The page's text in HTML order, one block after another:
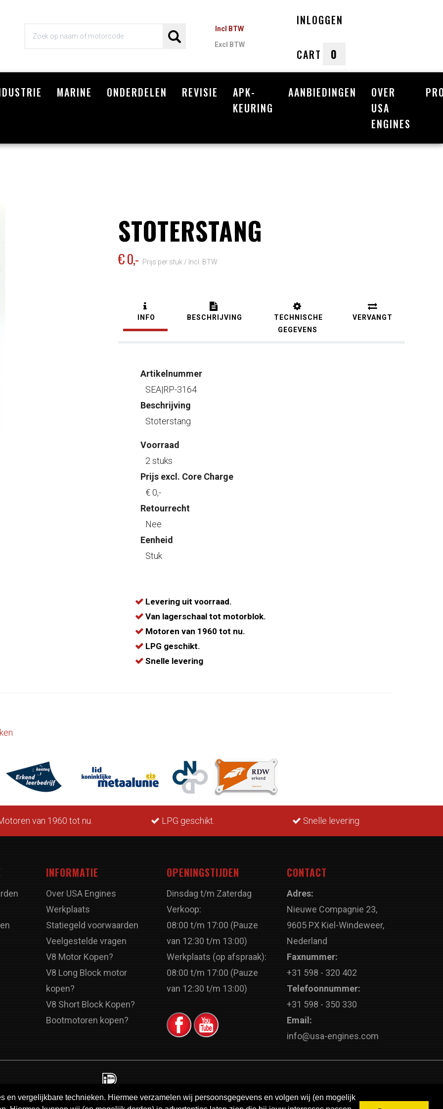
en vergelijkbare technieken. Hiermee verzamelen wij persoonsgegevens en volgen wij (en mogelijk
Incl BTW
Excl BTW
INLOGGEN
CART 0
Winkelwagen
MARINE ONDERDELEN REVISIE
APK-
KEURING
AANBIEDINGEN
OVER
USA
ENGINES
STOTERSTANG
€ 0,- Prijs per stuk / Incl. BTW
INFO BESCHRIJVING
TECHNISCHE
GEGEVENS
VERVANGT
Artikelnummer
SEA|RP-3164
Beschrijving
Stoterstang
Voorraad
2 stuks
Prijs excl. Core Charge
€ 0,-
Retourrecht
Nee
Eenheid
Stuk
Levering uit voorraad.
Van lagerschaal tot motorblok.
Motoren van 1960 tot nu.
LPG geschikt.
Snelle levering
Vragen?
van 1960 tot nu. LPG geschikt. Snelle levering
INFORMATIE
Over USA Engines
Werkplaats
Statiegeld voorwaarden
Veelgestelde vragen
V8 Motor Kopen?
V8 Long Block motor
kopen?
V8 Short Block Kopen?
Bootmotoren kopen?
OPENINGSTIJDEN
Dinsdag t/m Zaterdag
Verkoop:
08:00 t/m 17:00 (Pauze
van 12:30 t/m 13:00)
Werkplaats (op afspraak):
08:00 t/m 17:00 (Pauze
van 12:30 t/m 13:00)
CONTACT
Adres:
Nieuwe Compagnie 23,
9605 PX Kiel-Windeweer,
Nederland
Faxnummer:
+31 598 - 320 402
Telefoonnummer:
+31 598 - 350 330
Email:
info@usa-engines.com